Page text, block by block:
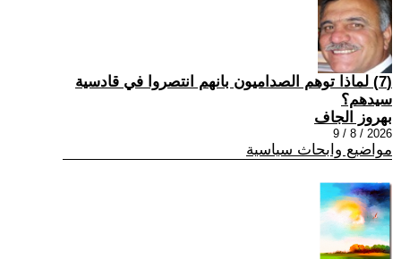
(7) ‏لماذا توهم الصداميون بانهم انتصروا في قادسية
سيدهم؟
بهروز الجاف
2026 / 8 / 9
مواضيع وابحاث سياسية